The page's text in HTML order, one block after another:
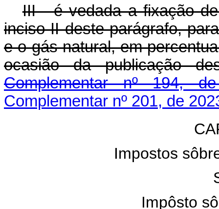
III - é vedada a fixação
inciso II deste parágrafo,
e o gás natural, em
ocasião da publicação
Complementar nº 194,
Complementar nº 201, de
Impostos
Impôsto